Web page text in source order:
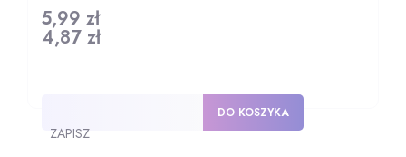
Cena
5,99 zł
Cena
4,87 zł
ZAPISZ
DO KOSZYKA